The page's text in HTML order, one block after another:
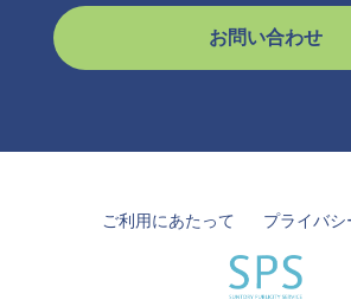
お問い合わせ
ご利用にあたって プライバシ